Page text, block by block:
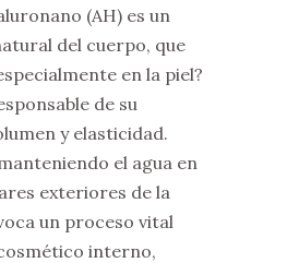
(AH) es un
del cuerpo, que
en la piel?
de su
y elasticidad.
el agua en
exteriores de la
un proceso vital
interno,